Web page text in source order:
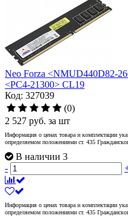
Neo Forza <NMUD440D82-
<PC4-21300> CL19
Код: 327039
(0)
2 527 руб. за шт
Информация о ценах товара и комплектации
определяемом положениями ст. 435
В наличии 3
-
Информация о ценах товара и комплектации
определяемом положениями ст. 435